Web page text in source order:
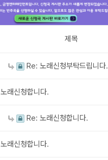
제목
Re: 노래신청부탁드립니다.
노래신청합니다.
Re: 노래신청합니다.
노래신청합니다.